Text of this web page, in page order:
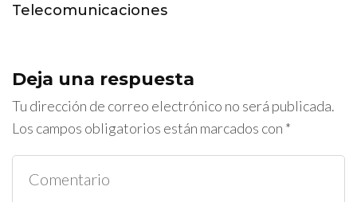
Telecomunicaciones
Deja una respuesta
Tu dirección de correo electrónico no será publicada.
Los campos obligatorios están marcados con *